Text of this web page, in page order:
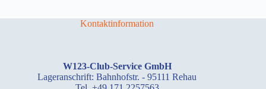
Kontaktinformation
W123-Club-Service GmbH
Lageranschrift: Bahnhofstr. - 95111 Rehau